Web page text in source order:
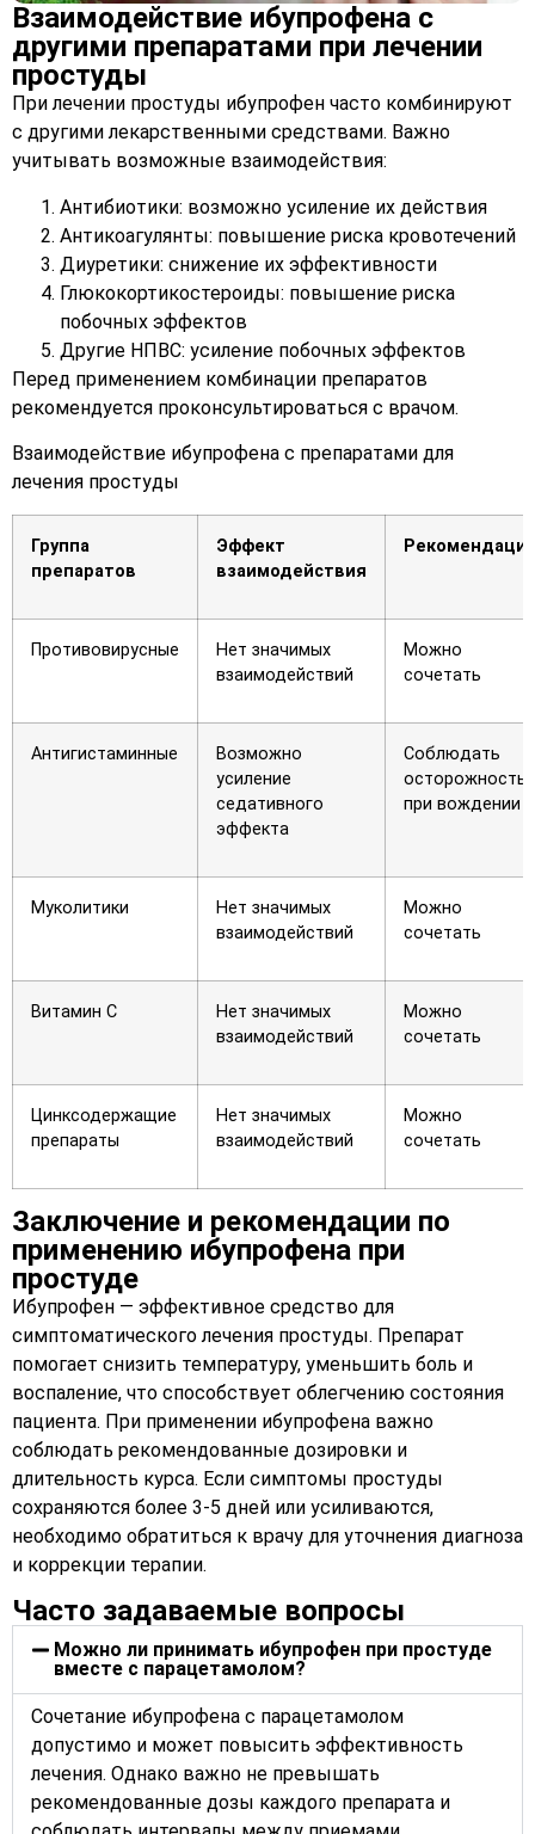
Взаимодействие ибупрофена с
другими препаратами при лечении
простуды
При лечении простуды ибупрофен часто комбинируют
с другими лекарственными средствами. Важно
учитывать возможные взаимодействия:
Антибиотики: возможно усиление их действия
Антикоагулянты: повышение риска кровотечений
Диуретики: снижение их эффективности
Глюкокортикостероиды: повышение риска
побочных эффектов
Другие НПВС: усиление побочных эффектов
Перед применением комбинации препаратов
рекомендуется проконсультироваться с врачом.
Взаимодействие ибупрофена с препаратами для
лечения простуды
Группа
препаратов
Эффект
взаимодействия
Противовирусные
Нет значимых
взаимодействий
Можно
сочетать
Антигистаминные
Возможно
усиление
седативного
эффекта
Соблюдать
осторожность
при вождении
Муколитики
Нет значимых
взаимодействий
Можно
сочетать
Витамин C
Нет значимых
взаимодействий
Можно
сочетать
Цинксодержащие
препараты
Нет значимых
взаимодействий
Можно
сочетать
Заключение и рекомендации по
применению ибупрофена при
простуде
Ибупрофен — эффективное средство для
симптоматического лечения простуды. Препарат
помогает снизить температуру, уменьшить боль и
воспаление, что способствует облегчению состояния
пациента. При применении ибупрофена важно
соблюдать рекомендованные дозировки и
длительность курса. Если симптомы простуды
сохраняются более 3-5 дней или усиливаются,
необходимо обратиться к врачу для уточнения диагноза
и коррекции терапии.
Часто задаваемые вопросы
Можно ли принимать ибупрофен при простуде
вместе с парацетамолом?
Сочетание ибупрофена с парацетамолом
допустимо и может повысить эффективность
лечения. Однако важно не превышать
рекомендованные дозы каждого препарата и